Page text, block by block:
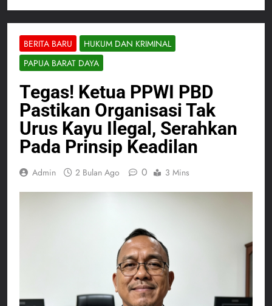
BERITA BARU
HUKUM DAN KRIMINAL
PAPUA BARAT DAYA
Tegas! Ketua PPWI PBD
Pastikan Organisasi Tak
Urus Kayu Ilegal, Serahkan
Pada Prinsip Keadilan
Admin 2 Bulan Ago 0 3 Mins